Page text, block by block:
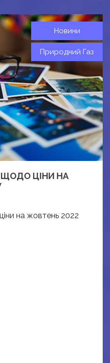
Новини
Природний Газ
ЦІНИ НА
на жовтень 2022